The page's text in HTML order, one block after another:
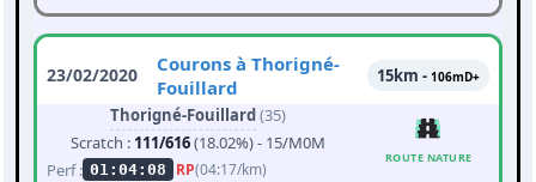
23/02/2020
Courons à Thorigné-
Fouillard
15km - 106mD+
Thorigné-Fouillard(35)
Scratch : 111/616(18.02%) - 15/M0M
Perf : 01:04:08 RP(04:17/km)
ROUTE NATURE